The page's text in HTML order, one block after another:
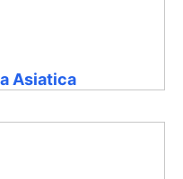
Asiatica